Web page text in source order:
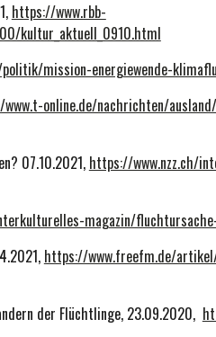
https://www.rbb-
kultur_aktuell_0910.html
mission-energiewende-
online.de/nachrichten/
07.10.2021, https://www.nzz.ch/
magazin/
https://www.freefm.de/
der Flüchtlinge, 23.09.2020,